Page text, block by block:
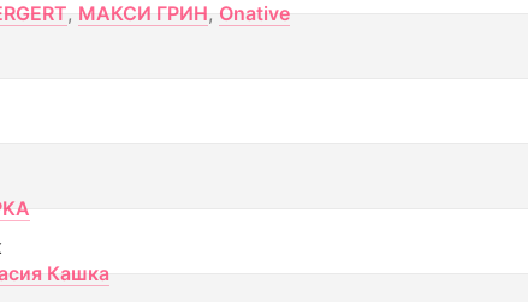
, МАКСИ ГРИН, Onative
Кашка